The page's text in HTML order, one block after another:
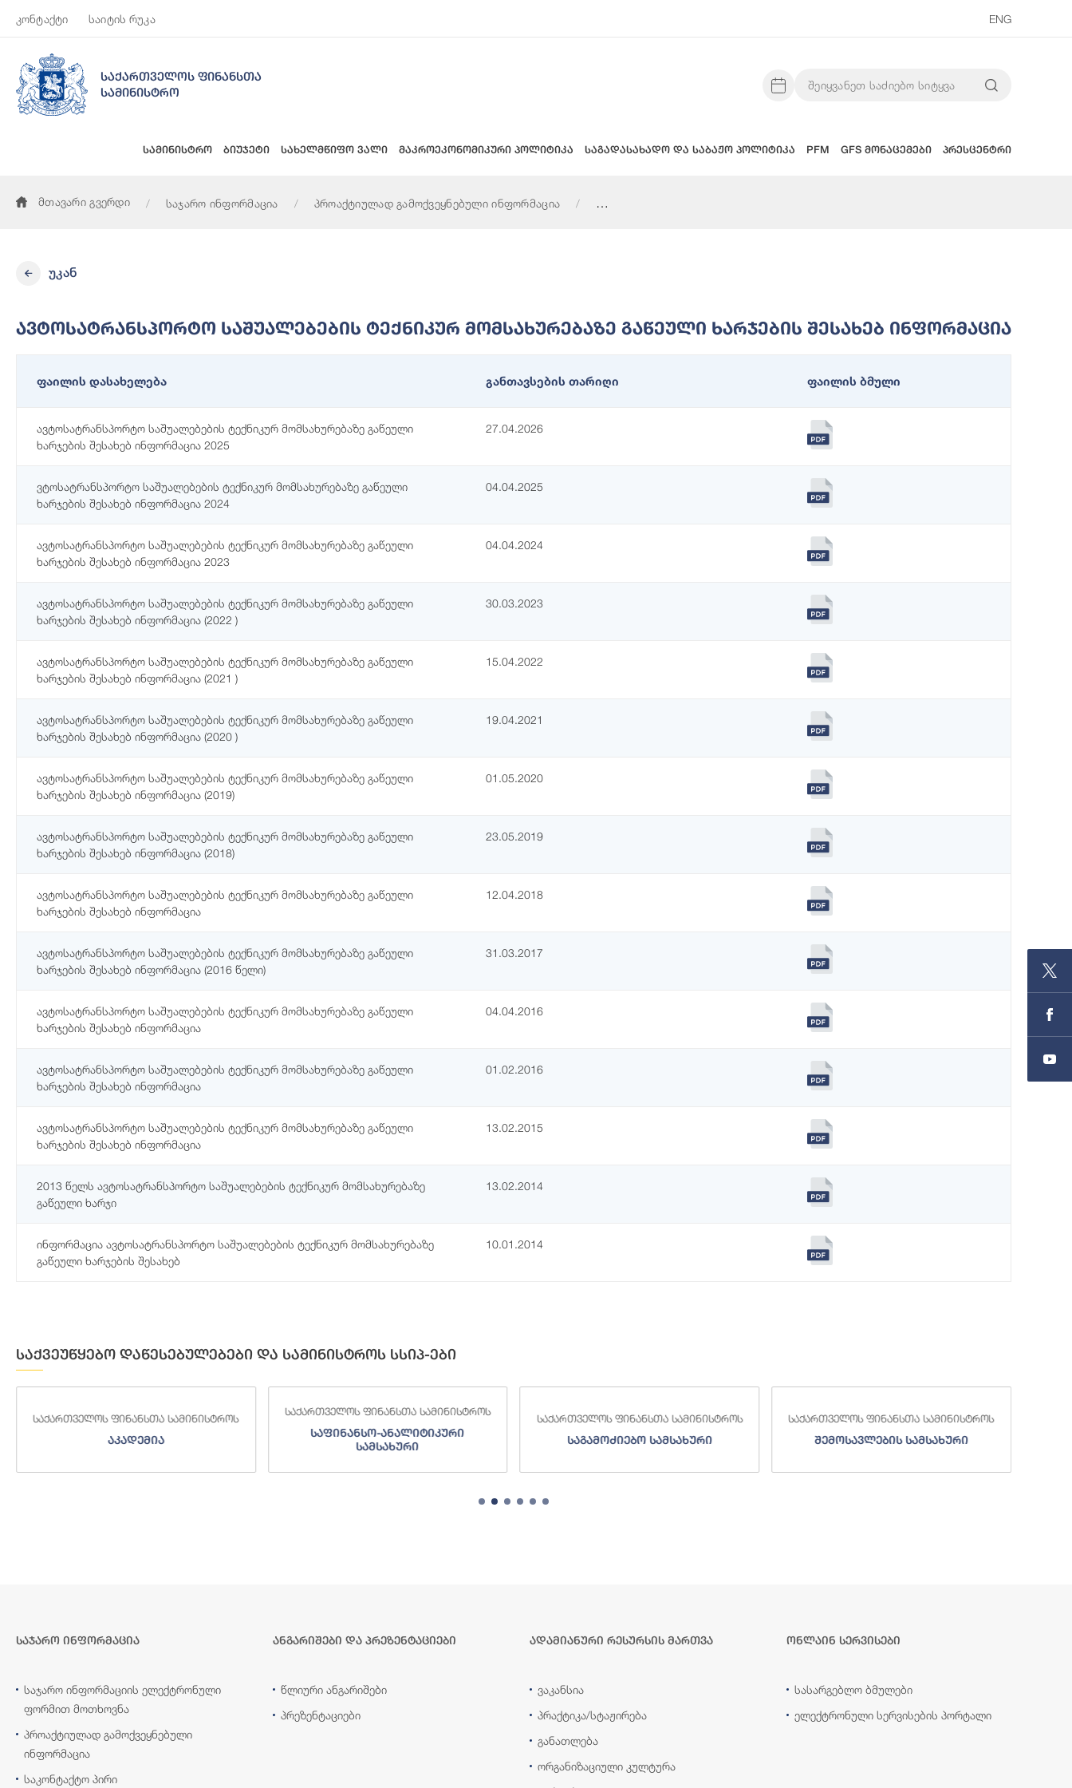
კონტაქტი საიტის რუკა ENG
საქართველოს ფინანსთა
სამინისტრო
სამინისტრო ბიუჯეტი სახელმწიფო ვალი მაკროეკონომიკური პოლიტიკა საგადასახადო და საბაჟო პოლიტიკა PFM GFS მონაცემები პრესცენტრი
მთავარი გვერდი საჯარო ინფორმაცია
პროაქტიულად გამოქვეყნებული ინფორმაცია
უკან
Ავტოსატრანსპორტო Საშუალებების Ტექნიკურ Მომსახურებაზე Გაწეული Ხარჯების Შესახებ Ინფორმაცია
ფაილის დასახელება განთავსების თარიღი ფაილის ბმული
ავტოსატრანსპორტო საშუალებების ტექნიკურ მომსახურებაზე გაწეული
ხარჯების შესახებ ინფორმაცია 2025
27.04.2026
ვტოსატრანსპორტო საშუალებების ტექნიკურ მომსახურებაზე გაწეული
ხარჯების შესახებ ინფორმაცია 2024
04.04.2025
ავტოსატრანსპორტო საშუალებების ტექნიკურ მომსახურებაზე გაწეული
ხარჯების შესახებ ინფორმაცია 2023
04.04.2024
ავტოსატრანსპორტო საშუალებების ტექნიკურ მომსახურებაზე გაწეული
ხარჯების შესახებ ინფორმაცია (2022 )
30.03.2023
ავტოსატრანსპორტო საშუალებების ტექნიკურ მომსახურებაზე გაწეული
ხარჯების შესახებ ინფორმაცია (2021 )
15.04.2022
ავტოსატრანსპორტო საშუალებების ტექნიკურ მომსახურებაზე გაწეული
ხარჯების შესახებ ინფორმაცია (2020 )
19.04.2021
ავტოსატრანსპორტო საშუალებების ტექნიკურ მომსახურებაზე გაწეული
ხარჯების შესახებ ინფორმაცია (2019)
01.05.2020
ავტოსატრანსპორტო საშუალებების ტექნიკურ მომსახურებაზე გაწეული
ხარჯების შესახებ ინფორმაცია (2018)
23.05.2019
ავტოსატრანსპორტო საშუალებების ტექნიკურ მომსახურებაზე გაწეული
ხარჯების შესახებ ინფორმაცია
12.04.2018
ავტოსატრანსპორტო საშუალებების ტექნიკურ მომსახურებაზე გაწეული
ხარჯების შესახებ ინფორმაცია (2016 წელი)
31.03.2017
ავტოსატრანსპორტო საშუალებების ტექნიკურ მომსახურებაზე გაწეული
ხარჯების შესახებ ინფორმაცია
04.04.2016
ავტოსატრანსპორტო საშუალებების ტექნიკურ მომსახურებაზე გაწეული
ხარჯების შესახებ ინფორმაცია
01.02.2016
ავტოსატრანსპორტო საშუალებების ტექნიკურ მომსახურებაზე გაწეული
ხარჯების შესახებ ინფორმაცია
13.02.2015
2013 წელს ავტოსატრანსპორტო საშუალებების ტექნიკურ მომსახურებაზე
გაწეული ხარჯი
13.02.2014
ინფორმაცია ავტოსატრანსპორტო საშუალებების ტექნიკურ მომსახურებაზე
გაწეული ხარჯების შესახებ
10.01.2014
საქვეუწყებო დაწესებულებები და სამინისტროს სსიპ-ები
საქართველოს ფინანსთა სამინისტროს
აკადემია
საქართველოს ფინანსთა სამინისტროს
საფინანსო-ანალიტიკური
სამსახური
საქართველოს ფინანსთა სამინისტროს
საგამოძიებო სამსახური
საქართველოს ფინანსთა სამინისტროს
შემოსავლების სამსახური
საჯარო ინფორმაცია
საჯარო ინფორმაციის ელექტრონული
ფორმით მოთხოვნა
პროაქტიულად გამოქვეყნებული
ინფორმაცია
საკონტაქტო პირი
ანგარიშები და პრეზენტაციები
წლიური ანგარიშები
პრეზენტაციები
ადამიანური რესურსის მართვა
ვაკანსია
პრაქტიკა/სტაჟირება
განათლება
ორგანიზაციული კულტურა
ონლაინ სერვისები
სასარგებლო ბმულები
ელექტრონული სერვისების პორტალი